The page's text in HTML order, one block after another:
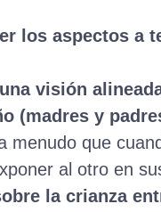
los aspectos a
visión
(madres y
menudo que
al otro en
la crianza